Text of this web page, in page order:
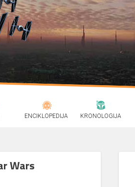
ENCIKLOPEDIJA KRONOLOGIJA
Wars